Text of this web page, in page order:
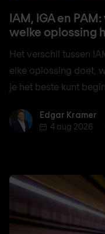
IAM, IGA en
welke oplossing
Het verschil tussen
elke oplossing doet,
je het beste kunt
Edgar KramerEdgar Kramer
4 aug 2026